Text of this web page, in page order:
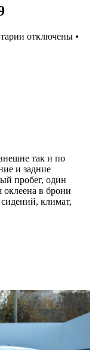
отключены •
так и по
и задние
пробег, один
оклеена в брони
климат,